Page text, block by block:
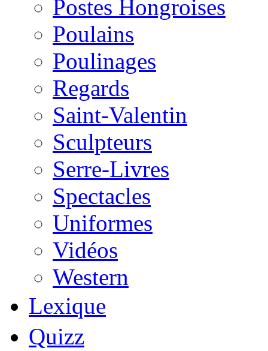
Postes Hongroises
Poulains
Poulinages
Regards
Saint-Valentin
Sculpteurs
Serre-Livres
Spectacles
Uniformes
Vidéos
Western
Lexique
Quizz